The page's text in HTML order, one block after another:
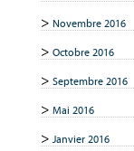
Novembre 2016
Octobre 2016
Septembre 2016
Mai 2016
Janvier 2016